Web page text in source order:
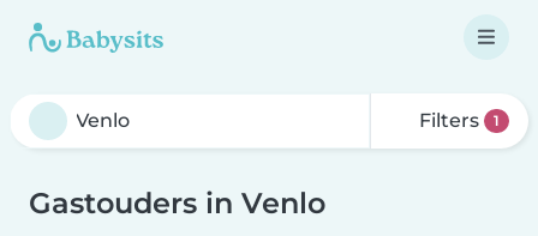
Filters 1
Gastouders in Venlo